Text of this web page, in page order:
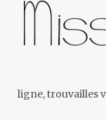
ligne, trouvailles